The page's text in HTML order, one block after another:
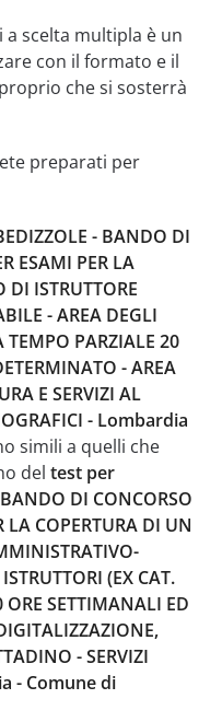
a scelta multipla è un
con il formato e il
che si sosterrà
preparati per
- BANDO DI
ESAMI PER LA
DI ISTRUTTORE
- AREA DEGLI
TEMPO PARZIALE 20
- AREA
E SERVIZI AL
- Lombardia
simili a quelli che
del test per
DI CONCORSO
LA COPERTURA DI UN
(EX CAT.
ORE SETTIMANALI ED
- SERVIZI
- Comune di